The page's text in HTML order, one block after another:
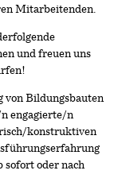
Mitarbeitenden.
und freuen uns
von Bildungsbauten
engagierte/n
konstruktiven
sofort oder nach